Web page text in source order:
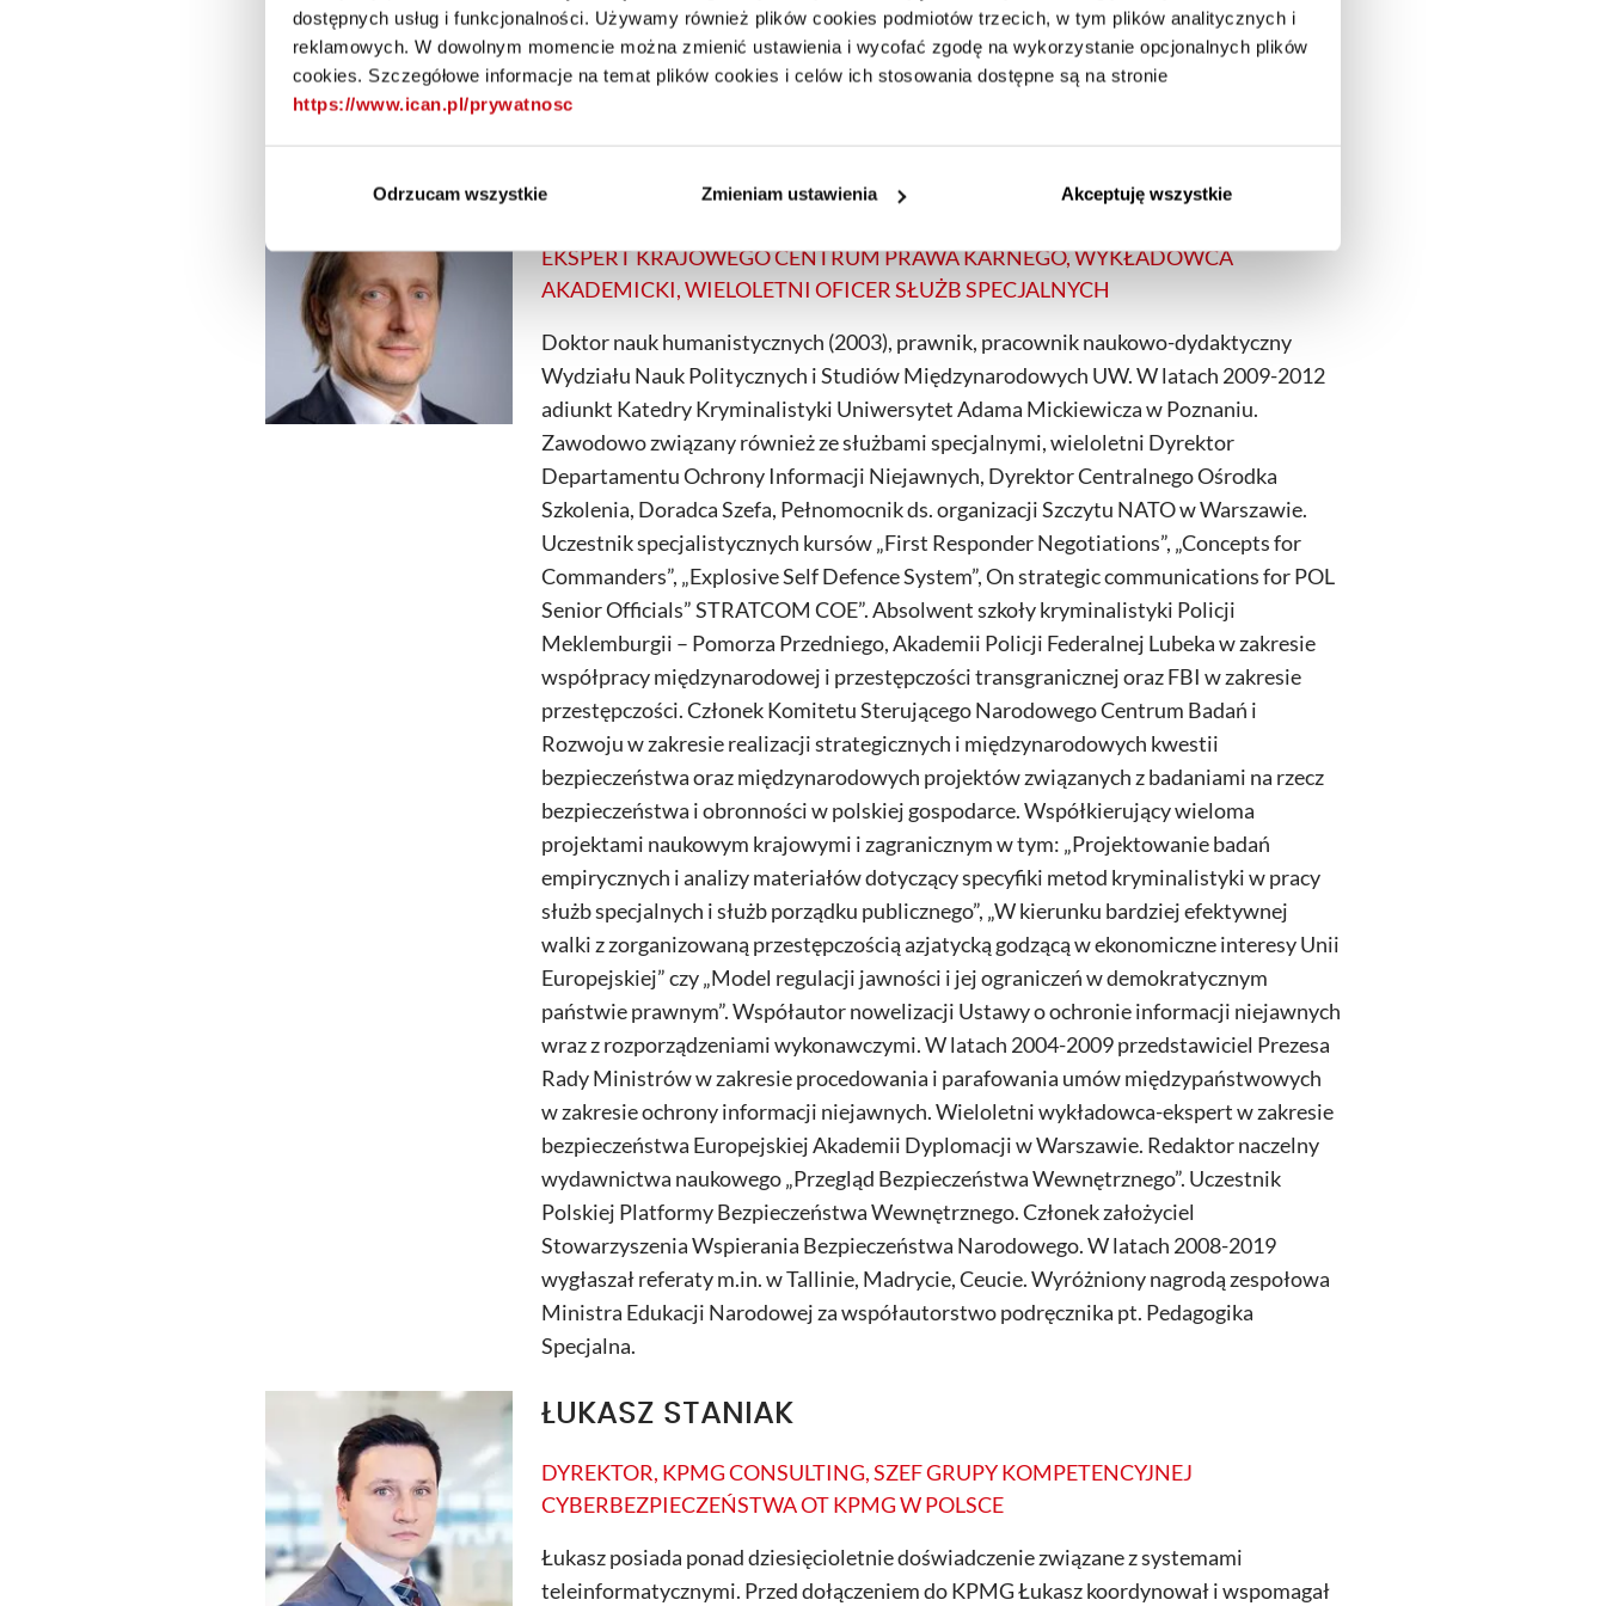
dostępnych usług i funkcjonalności. Używamy również plików cookies podmiotów trzecich, w tym plików analitycznych i
reklamowych. W dowolnym momencie można zmienić ustawienia i wycofać zgodę na wykorzystanie opcjonalnych plików
cookies. Szczegółowe informacje na temat plików cookies i celów ich stosowania dostępne są na stronie
https://www.ican.pl/prywatnosc
Odrzucam wszystkie Zmieniam ustawienia Akceptuję wszystkie
strategii rozwoju firm. Specjalizuje się w optymalizacji procesów biznesowych i
kosztów funkcjonowania przedsiębiorstw polskich i zagranicznych. Ekspert w
identyfikowaniu i wykorzystywaniu możliwości doskonalenia procesów inwestycji
PŁK DR PIOTR POTEJKO
EKSPERT KRAJOWEGO CENTRUM PRAWA KARNEGO, WYKŁADOWCA
AKADEMICKI, WIELOLETNI OFICER SŁUŻB SPECJALNYCH
Doktor nauk humanistycznych (2003), prawnik, pracownik naukowo-dydaktyczny
Wydziału Nauk Politycznych i Studiów Międzynarodowych UW. W latach 2009-2012
adiunkt Katedry Kryminalistyki Uniwersytet Adama Mickiewicza w Poznaniu.
Zawodowo związany również ze służbami specjalnymi, wieloletni Dyrektor
Departamentu Ochrony Informacji Niejawnych, Dyrektor Centralnego Ośrodka
Szkolenia, Doradca Szefa, Pełnomocnik ds. organizacji Szczytu NATO w Warszawie.
Uczestnik specjalistycznych kursów „First Responder Negotiations”, „Concepts for
Commanders”, „Explosive Self Defence System”, On strategic communications for POL
Senior Officials” STRATCOM COE”. Absolwent szkoły kryminalistyki Policji
Meklemburgii – Pomorza Przedniego, Akademii Policji Federalnej Lubeka w zakresie
współpracy międzynarodowej i przestępczości transgranicznej oraz FBI w zakresie
przestępczości. Członek Komitetu Sterującego Narodowego Centrum Badań i
Rozwoju w zakresie realizacji strategicznych i międzynarodowych kwestii
bezpieczeństwa oraz międzynarodowych projektów związanych z badaniami na rzecz
bezpieczeństwa i obronności w polskiej gospodarce. Współkierujący wieloma
projektami naukowym krajowymi i zagranicznym w tym: „Projektowanie badań
empirycznych i analizy materiałów dotyczący specyfiki metod kryminalistyki w pracy
służb specjalnych i służb porządku publicznego”, „W kierunku bardziej efektywnej
walki z zorganizowaną przestępczością azjatycką godzącą w ekonomiczne interesy Unii
Europejskiej” czy „Model regulacji jawności i jej ograniczeń w demokratycznym
państwie prawnym”. Współautor nowelizacji Ustawy o ochronie informacji niejawnych
wraz z rozporządzeniami wykonawczymi. W latach 2004-2009 przedstawiciel Prezesa
Rady Ministrów w zakresie procedowania i parafowania umów międzypaństwowych
w zakresie ochrony informacji niejawnych. Wieloletni wykładowca-ekspert w zakresie
bezpieczeństwa Europejskiej Akademii Dyplomacji w Warszawie. Redaktor naczelny
wydawnictwa naukowego „Przegląd Bezpieczeństwa Wewnętrznego”. Uczestnik
Polskiej Platformy Bezpieczeństwa Wewnętrznego. Członek założyciel
Stowarzyszenia Wspierania Bezpieczeństwa Narodowego. W latach 2008-2019
wygłaszał referaty m.in. w Tallinie, Madrycie, Ceucie. Wyróżniony nagrodą zespołowa
Ministra Edukacji Narodowej za współautorstwo podręcznika pt. Pedagogika
Specjalna.
ŁUKASZ STANIAK
DYREKTOR, KPMG CONSULTING, SZEF GRUPY KOMPETENCYJNEJ
CYBERBEZPIECZEŃSTWA OT KPMG W POLSCE
Łukasz posiada ponad dziesięcioletnie doświadczenie związane z systemami
teleinformatycznymi. Przed dołączeniem do KPMG Łukasz koordynował i wspomagał